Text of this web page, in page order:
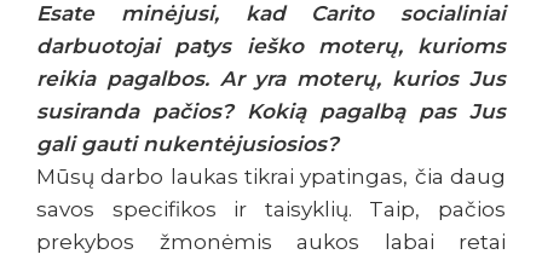
Esate minėjusi, kad Carito socialiniai
darbuotojai patys ieško moterų, kurioms
reikia pagalbos. Ar yra moterų, kurios Jus
susiranda pačios? Kokią pagalbą pas Jus
gali gauti nukentėjusiosios?
Mūsų darbo laukas tikrai ypatingas, čia daug
savos specifikos ir taisyklių. Taip, pačios
prekybos žmonėmis aukos labai retai